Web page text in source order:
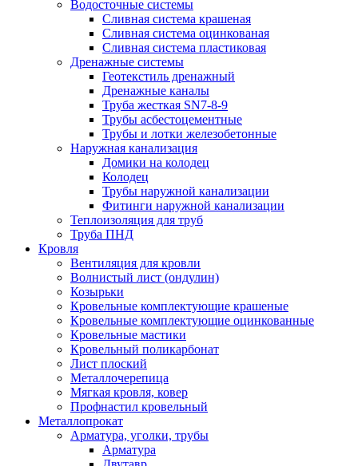
Водосточные системы
Сливная система крашеная
Сливная система оцинкованая
Сливная система пластиковая
Дренажные системы
Геотекстиль дренажный
Дренажные каналы
Труба жесткая SN7-8-9
Трубы асбестоцементные
Трубы и лотки железобетонные
Наружная канализация
Домики на колодец
Колодец
Трубы наружной канализации
Фитинги наружной канализации
Теплоизоляция для труб
Труба ПНД
Кровля
Вентиляция для кровли
Волнистый лист (ондулин)
Козырьки
Кровельные комплектующие крашеные
Кровельные комплектующие оцинкованные
Кровельные мастики
Кровельный поликарбонат
Лист плоский
Металлочерепица
Мягкая кровля, ковер
Профнастил кровельный
Металлопрокат
Арматура, уголки, трубы
Арматура